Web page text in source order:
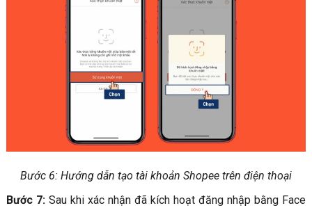
Bước 6: Hướng dẫn tạo tài khoản Shopee trên điện thoại
Bước 7: Sau khi xác nhận đã kích hoạt đăng nhập bằng Face